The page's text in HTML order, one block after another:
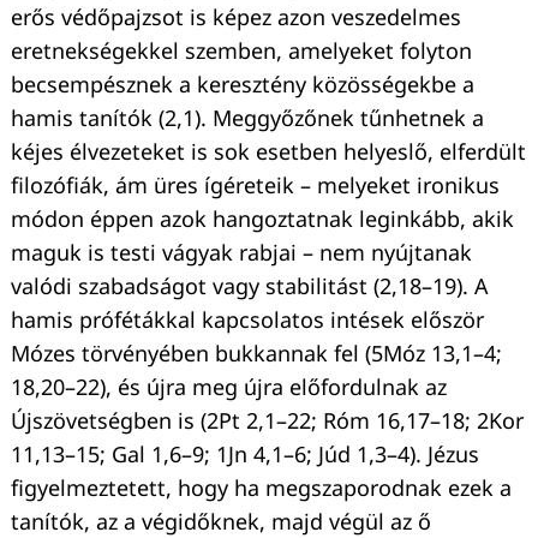
erős védőpajzsot is képez azon veszedelmes
eretnekségekkel szemben, amelyeket folyton
becsempésznek a keresztény közösségekbe a
hamis tanítók (2,1). Meggyőzőnek tűnhetnek a
kéjes élvezeteket is sok esetben helyeslő, elferdült
filozófiák, ám üres ígéreteik – melyeket ironikus
módon éppen azok hangoztatnak leginkább, akik
maguk is testi vágyak rabjai – nem nyújtanak
valódi szabadságot vagy stabilitást (2,18–19). A
hamis prófétákkal kapcsolatos intések először
Mózes törvényében bukkannak fel (5Móz 13,1–4;
18,20–22), és újra meg újra előfordulnak az
Újszövetségben is (2Pt 2,1–22; Róm 16,17–18; 2Kor
11,13–15; Gal 1,6–9; 1Jn 4,1–6; Júd 1,3–4). Jézus
figyelmeztetett, hogy ha megszaporodnak ezek a
tanítók, az a végidőknek, majd végül az ő
Keresés: